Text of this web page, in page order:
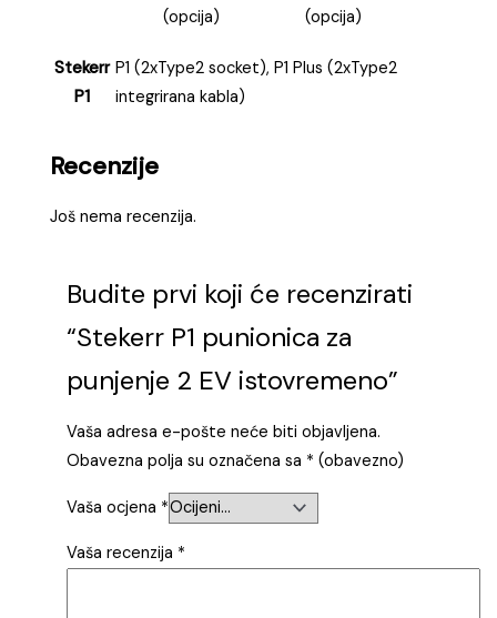
(opcija)
(opcija)
Stekerr
P1
P1 (2xType2 socket), P1 Plus (2xType2
integrirana kabla)
Recenzije
Još nema recenzija.
Budite prvi koji će recenzirati
“Stekerr P1 punionica za
punjenje 2 EV istovremeno”
Vaša adresa e-pošte neće biti objavljena.
Obavezna polja su označena sa * (obavezno)
Vaša ocjena *
Vaša recenzija *